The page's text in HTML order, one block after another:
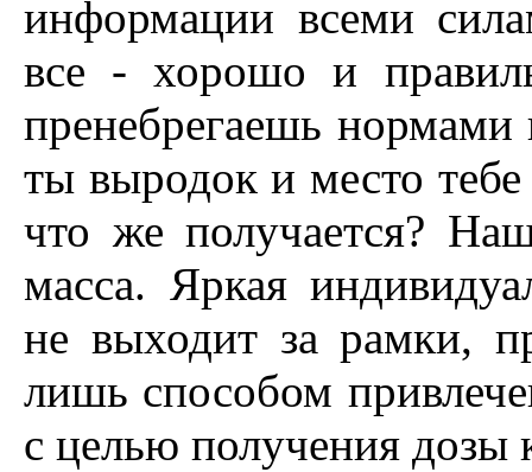
информации всеми
все - хорошо и
пренебрегаешь нормами
ты выродок и место
что же получается?
масса. Яркая
не выходит за рамки,
лишь способом
с целью получения дозы